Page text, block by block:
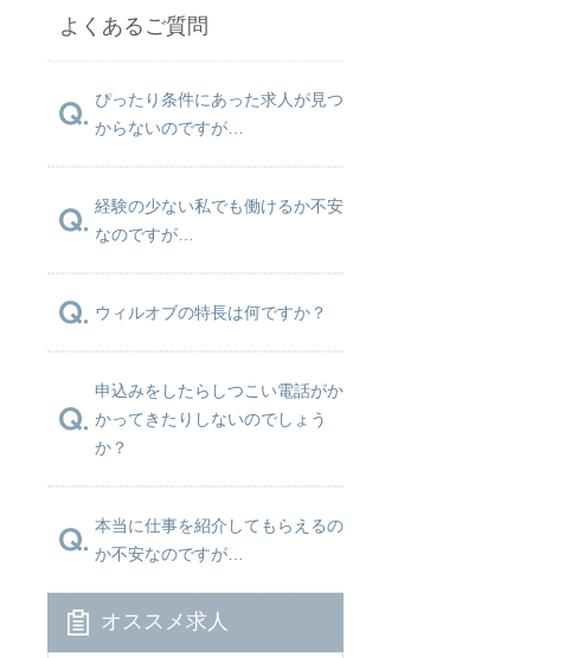
よくあるご質問
ぴったり条件にあった求人が見つ
からないのですが…
経験の少ない私でも働けるか不安
なのですが…
ウィルオブの特長は何ですか？
申込みをしたらしつこい電話がか
かってきたりしないのでしょう
か？
本当に仕事を紹介してもらえるの
か不安なのですが…
オススメ求人